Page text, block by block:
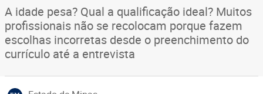
A idade pesa? Qual a qualificação ideal? Muitos
profissionais não se recolocam porque fazem
escolhas incorretas desde o preenchimento do
currículo até a entrevista